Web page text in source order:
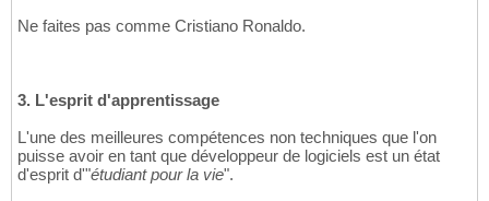
Ne faites pas comme Cristiano Ronaldo.
3. L'esprit d'apprentissage
L'une des meilleures compétences non techniques que l'on
puisse avoir en tant que développeur de logiciels est un état
d'esprit d'"étudiant pour la vie".